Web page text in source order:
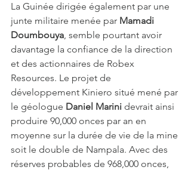
La Guinée dirigée également par une
junte militaire menée par Mamadi
Doumbouya, semble pourtant avoir
davantage la confiance de la direction
et des actionnaires de Robex
Resources. Le projet de
développement Kiniero situé mené par
le géologue Daniel Marini devrait ainsi
produire 90,000 onces par an en
moyenne sur la durée de vie de la mine
soit le double de Nampala. Avec des
réserves probables de 968,000 onces,